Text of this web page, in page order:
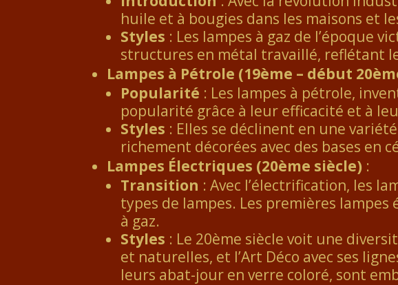
huile et à bougies dans les maisons et
Styles : Les lampes à gaz de l’époque
structures en métal travaillé, reflétant
Lampes à Pétrole (19ème – début
Popularité : Les lampes à pétrole,
popularité grâce à leur efficacité et à
Styles : Elles se déclinent en une
richement décorées avec des bases en
Lampes Électriques (20ème siècle) :
Transition : Avec l’électrification, les
types de lampes. Les premières
à gaz.
Styles : Le 20ème siècle voit une
et naturelles, et l’Art Déco avec ses
leurs abat-jour en verre coloré, sont